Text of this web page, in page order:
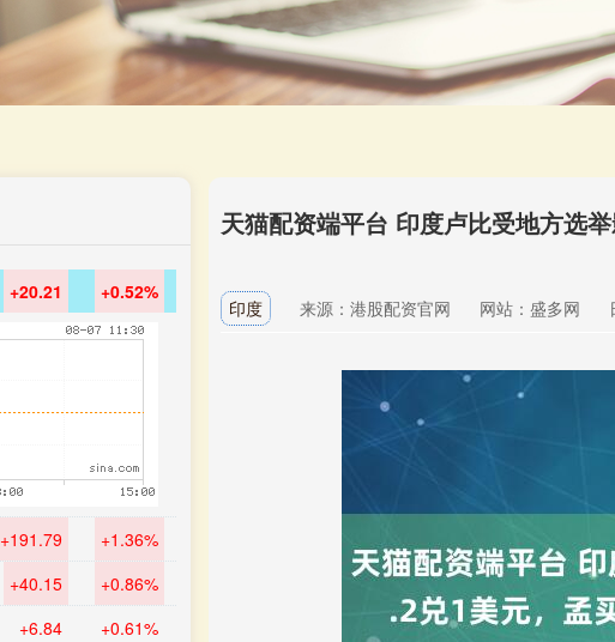
天猫配资端平台 印度卢比受地方选
印度 来源：港股配资官网 网站：盛多网
+20.21 +0.52%
+191.79 +1.36%
+40.15 +0.86%
+6.84 +0.61%